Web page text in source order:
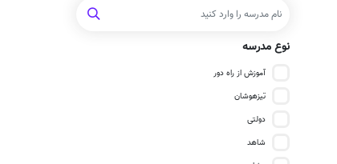
نوع مدرسه
آموزش از راه دور
تیزهوشان
دولتی
شاهد